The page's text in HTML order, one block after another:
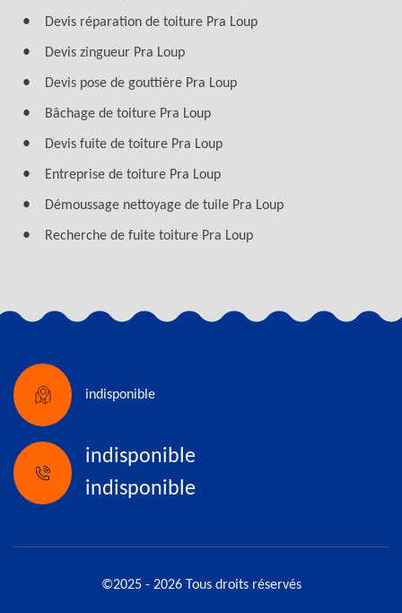
Devis réparation de toiture Pra Loup
Devis zingueur Pra Loup
Devis pose de gouttière Pra Loup
Bâchage de toiture Pra Loup
Devis fuite de toiture Pra Loup
Entreprise de toiture Pra Loup
Démoussage nettoyage de tuile Pra Loup
Recherche de fuite toiture Pra Loup
indisponible
indisponible
indisponible
©2025 - 2026 Tous droits réservés